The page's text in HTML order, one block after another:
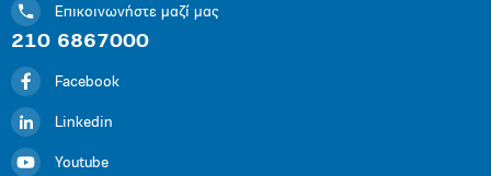
Επικοινωνήστε μαζί μας
210 6867000
Facebook
Linkedin
Youtube